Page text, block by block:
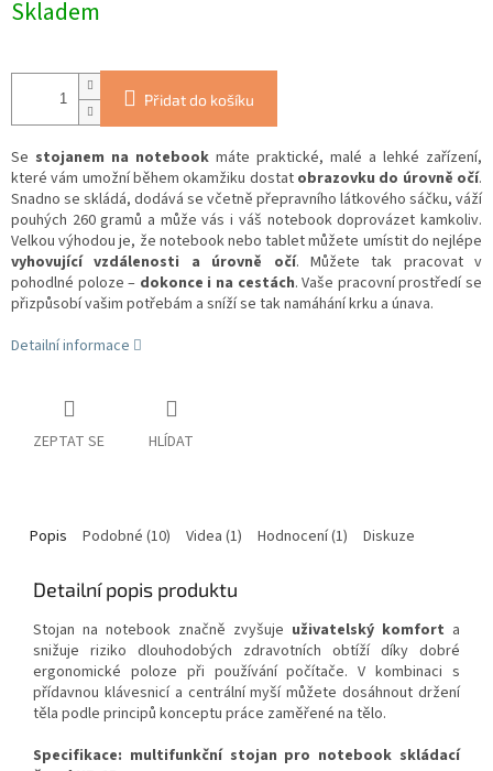
Skladem
Přidat do košíku
Se stojanem na notebook máte praktické, malé a lehké zařízení,
které vám umožní během okamžiku dostat obrazovku do úrovně očí.
Snadno se skládá, dodává se včetně přepravního látkového sáčku, váží
pouhých 260 gramů a může vás i váš notebook doprovázet kamkoliv.
Velkou výhodou je, že notebook nebo tablet můžete umístit do nejlépe
vyhovující vzdálenosti a úrovně očí. Můžete tak pracovat v
pohodlné poloze – dokonce i na cestách. Vaše pracovní prostředí se
přizpůsobí vašim potřebám a sníží se tak namáhání krku a únava.
Detailní informace
ZEPTAT SE HLÍDAT
Popis Podobné (10) Videa (1) Hodnocení (1) Diskuze
Detailní popis produktu
Stojan na notebook značně zvyšuje uživatelský komfort a
snižuje riziko dlouhodobých zdravotních obtíží díky dobré
ergonomické poloze při používání počítače.V kombinaci s
přídavnou klávesnicí a centrální myší můžete dosáhnout držení
těla podle principů konceptu práce zaměřené na tělo.
Specifikace: multifunkční stojan pro notebook skládací